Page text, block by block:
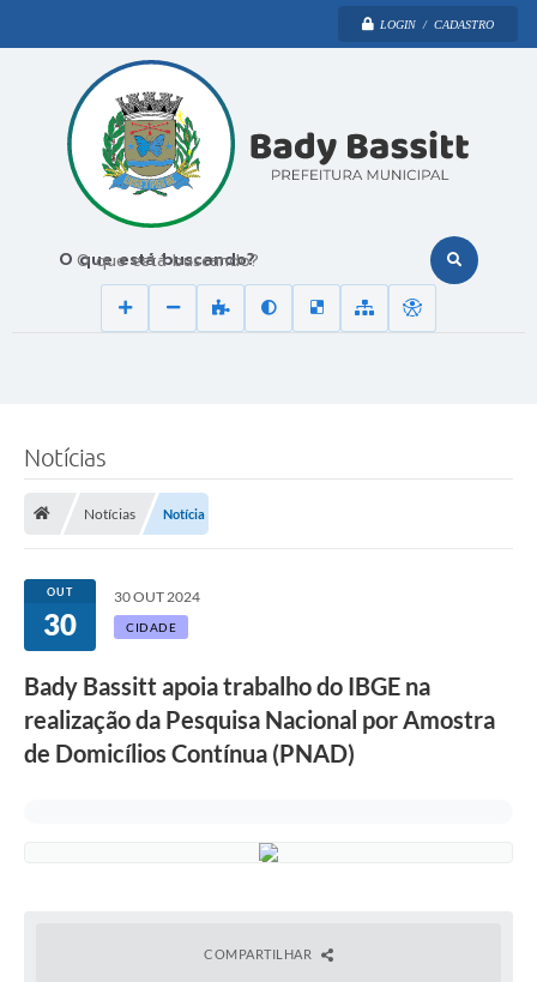
LOGIN / CADASTRO
O que está buscando?
Notícias
Notícias Notícia
OUT
30
30 OUT 2024
CIDADE
Bady Bassitt apoia trabalho do IBGE na
realização da Pesquisa Nacional por Amostra
de Domicílios Contínua (PNAD)
COMPARTILHAR